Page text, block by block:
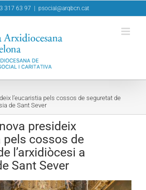
317 63 97 psocial@arqbcn.cat
l’eucaristia pels cossos de seguretat de
de Sant Sever
presideix
pels cossos de
l’arxidiòcesi a
Sant Sever